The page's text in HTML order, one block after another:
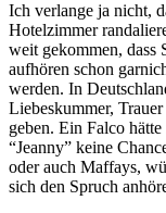
Ich verlange ja nicht,
Hotelzimmer
weit gekommen, dass
aufhören schon
werden. In
Liebeskummer,
geben. Ein Falco
“Jeanny” keine
oder auch Maffays,
sich den Spruch